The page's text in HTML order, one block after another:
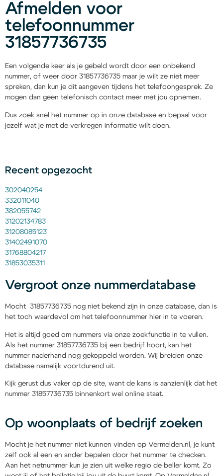
Afmelden voor
telefoonnummer
31857736735
Een volgende keer als je gebeld wordt door een onbekend
nummer, of weer door 31857736735 maar je wilt ze niet meer
spreken, dan kun je dit aangeven tijdens het telefoongesprek. Ze
mogen dan geen telefonisch contact meer met jou opnemen.
Dus zoek snel het nummer op in onze database en bepaal voor
jezelf wat je met de verkregen informatie wilt doen.
Recent opgezocht
302040254
332011040
382055742
31202134783
31208085123
31402491070
31768804217
31853035311
Vergroot onze nummerdatabase
Mocht 31857736735 nog niet bekend zijn in onze database, dan is
het toch waardevol om het telefoonnummer hier in te voeren.
Het is altijd goed om nummers via onze zoekfunctie in te vullen.
Als het nummer 31857736735 bij een bedrijf hoort, kan het
nummer naderhand nog gekoppeld worden. Wij breiden onze
database namelijk voortdurend uit.
Kijk gerust dus vaker op de site, want de kans is aanzienlijk dat het
nummer 31857736735 binnenkort wel online staat.
Op woonplaats of bedrijf zoeken
Mocht je het nummer niet kunnen vinden op Vermelden.nl, je kunt
zelf ook al een en ander bepalen door het nummer te checken.
Aan het netnummer kun je zien uit welke regio de beller komt. Zo